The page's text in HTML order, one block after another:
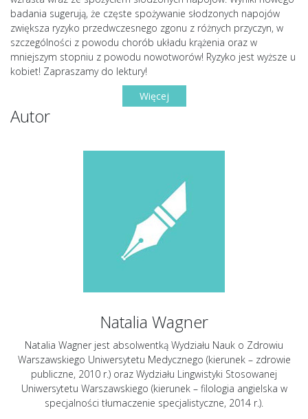
badania sugerują, że częste spożywanie słodzonych napojów
zwiększa ryzyko przedwczesnego zgonu z różnych przyczyn, w
szczególności z powodu chorób układu krążenia oraz w
mniejszym stopniu z powodu nowotworów! Ryzyko jest wyższe u
kobiet! Zapraszamy do lektury!
Więcej
Autor
Natalia Wagner
Natalia Wagner jest absolwentką Wydziału Nauk o Zdrowiu
Warszawskiego Uniwersytetu Medycznego (kierunek – zdrowie
publiczne, 2010 r.) oraz Wydziału Lingwistyki Stosowanej
Uniwersytetu Warszawskiego (kierunek – filologia angielska w
specjalności tłumaczenie specjalistyczne, 2014 r.).